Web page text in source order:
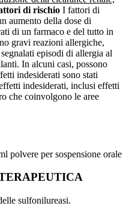
di rischio I fattori di
aumento della dose di
di un farmaco e del tutto in
gravi reazioni allergiche,
episodi di allergia al
In alcuni casi, possono
indesiderati sono stati
indesiderati, inclusi effetti
che coinvolgono le aree
per sospensione orale
sulfonilureasi.